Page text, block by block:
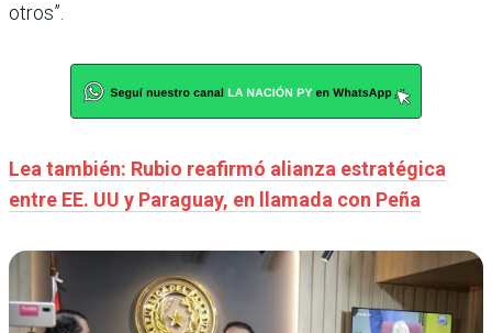
otros”.
Lea también: Rubio reafirmó alianza estratégica
entre EE. UU y Paraguay, en llamada con Peña